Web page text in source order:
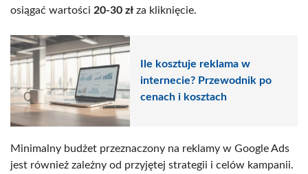
osiągać wartości 20-30 zł za kliknięcie.
Ile kosztuje reklama w
internecie? Przewodnik po
cenach i kosztach
Minimalny budżet przeznaczony na reklamy w Google Ads
jest również zależny od przyjętej strategii i celów kampanii.